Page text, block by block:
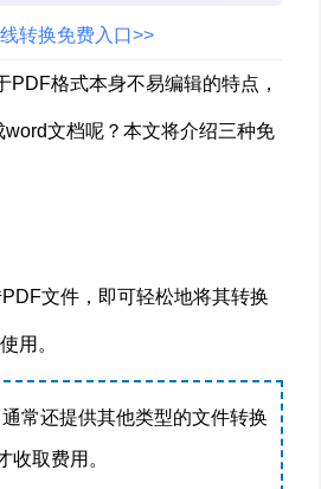
转换免费入口>>
格式本身不易编辑的特点，
文档呢？本文将介绍三种免
文件，即可轻松地将其转换
用。
常还提供其他类型的文件转换
取费用。